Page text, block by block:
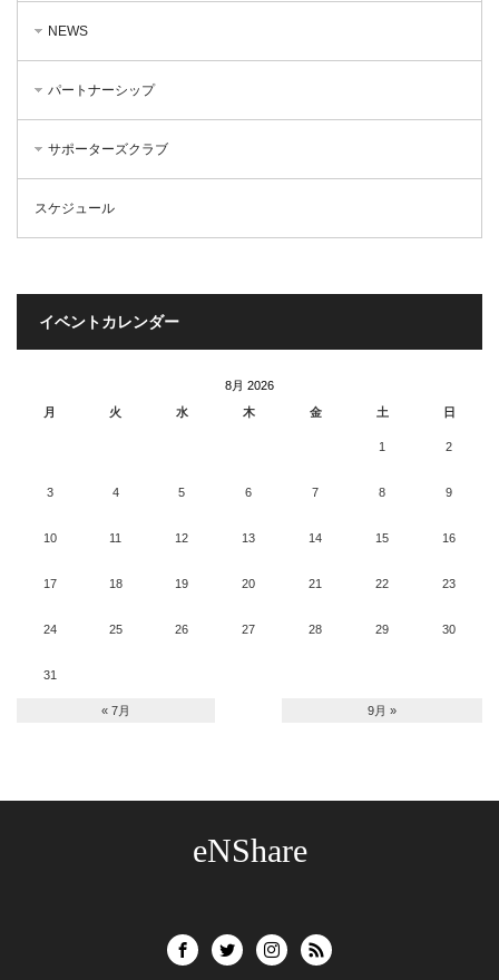
NEWS
パートナーシップ
サポーターズクラブ
スケジュール
イベントカレンダー
8月 2026
月
火 水 木 金 土 日
1 2
3 4 5 6 7 8 9
10 11 12 13 14 15 16
17 18 19 20 21 22 23
24 25 26 27 28 29 30
31
« 7月 9月 »
eNShare